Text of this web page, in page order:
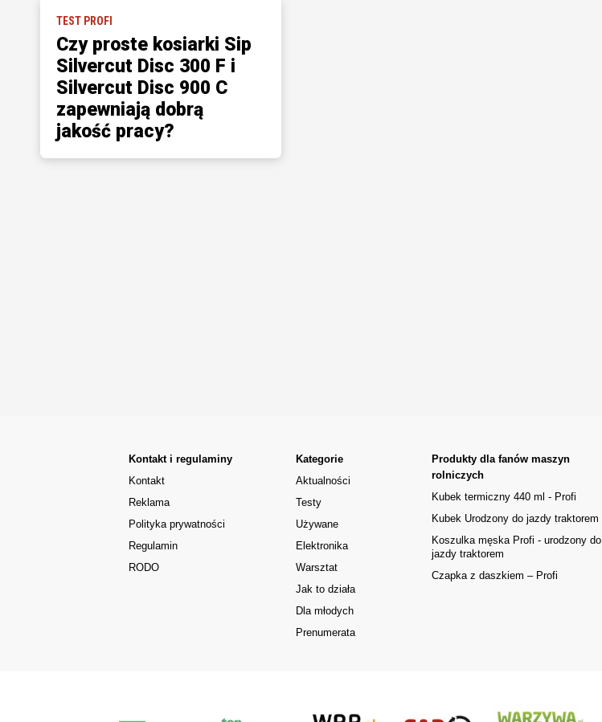
TEST PROFI
Czy proste kosiarki Sip
Silvercut Disc 300 F i
Silvercut Disc 900 C
zapewniają dobrą
jakość pracy?
Kontakt i regulaminy
Kontakt
Reklama
Polityka prywatności
Regulamin
RODO
Kategorie
Aktualności
Testy
Używane
Elektronika
Warsztat
Jak to działa
Dla młodych
Prenumerata
Produkty dla fanów maszyn
rolniczych
Kubek termiczny 440 ml - Profi
Kubek Urodzony do jazdy traktorem
Koszulka męska Profi - urodzony do
jazdy traktorem
Czapka z daszkiem – Profi